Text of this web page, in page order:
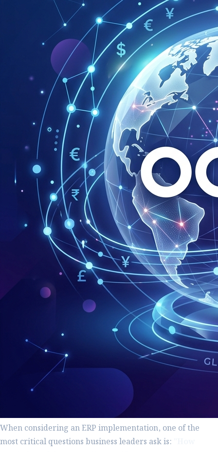
When considering an ERP implementation, one of the
most critical questions business leaders ask is: